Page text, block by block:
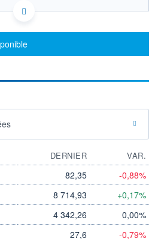
places
21,000
07.08.26 / 07:36:48
LIMITE À LA
HAUSSE
PER ESTIMÉ
DERNIER
VAR.
82,35 -0,88%
8 714,93 +0,17%
4 342,26 0,00%
27,6 -0,79%